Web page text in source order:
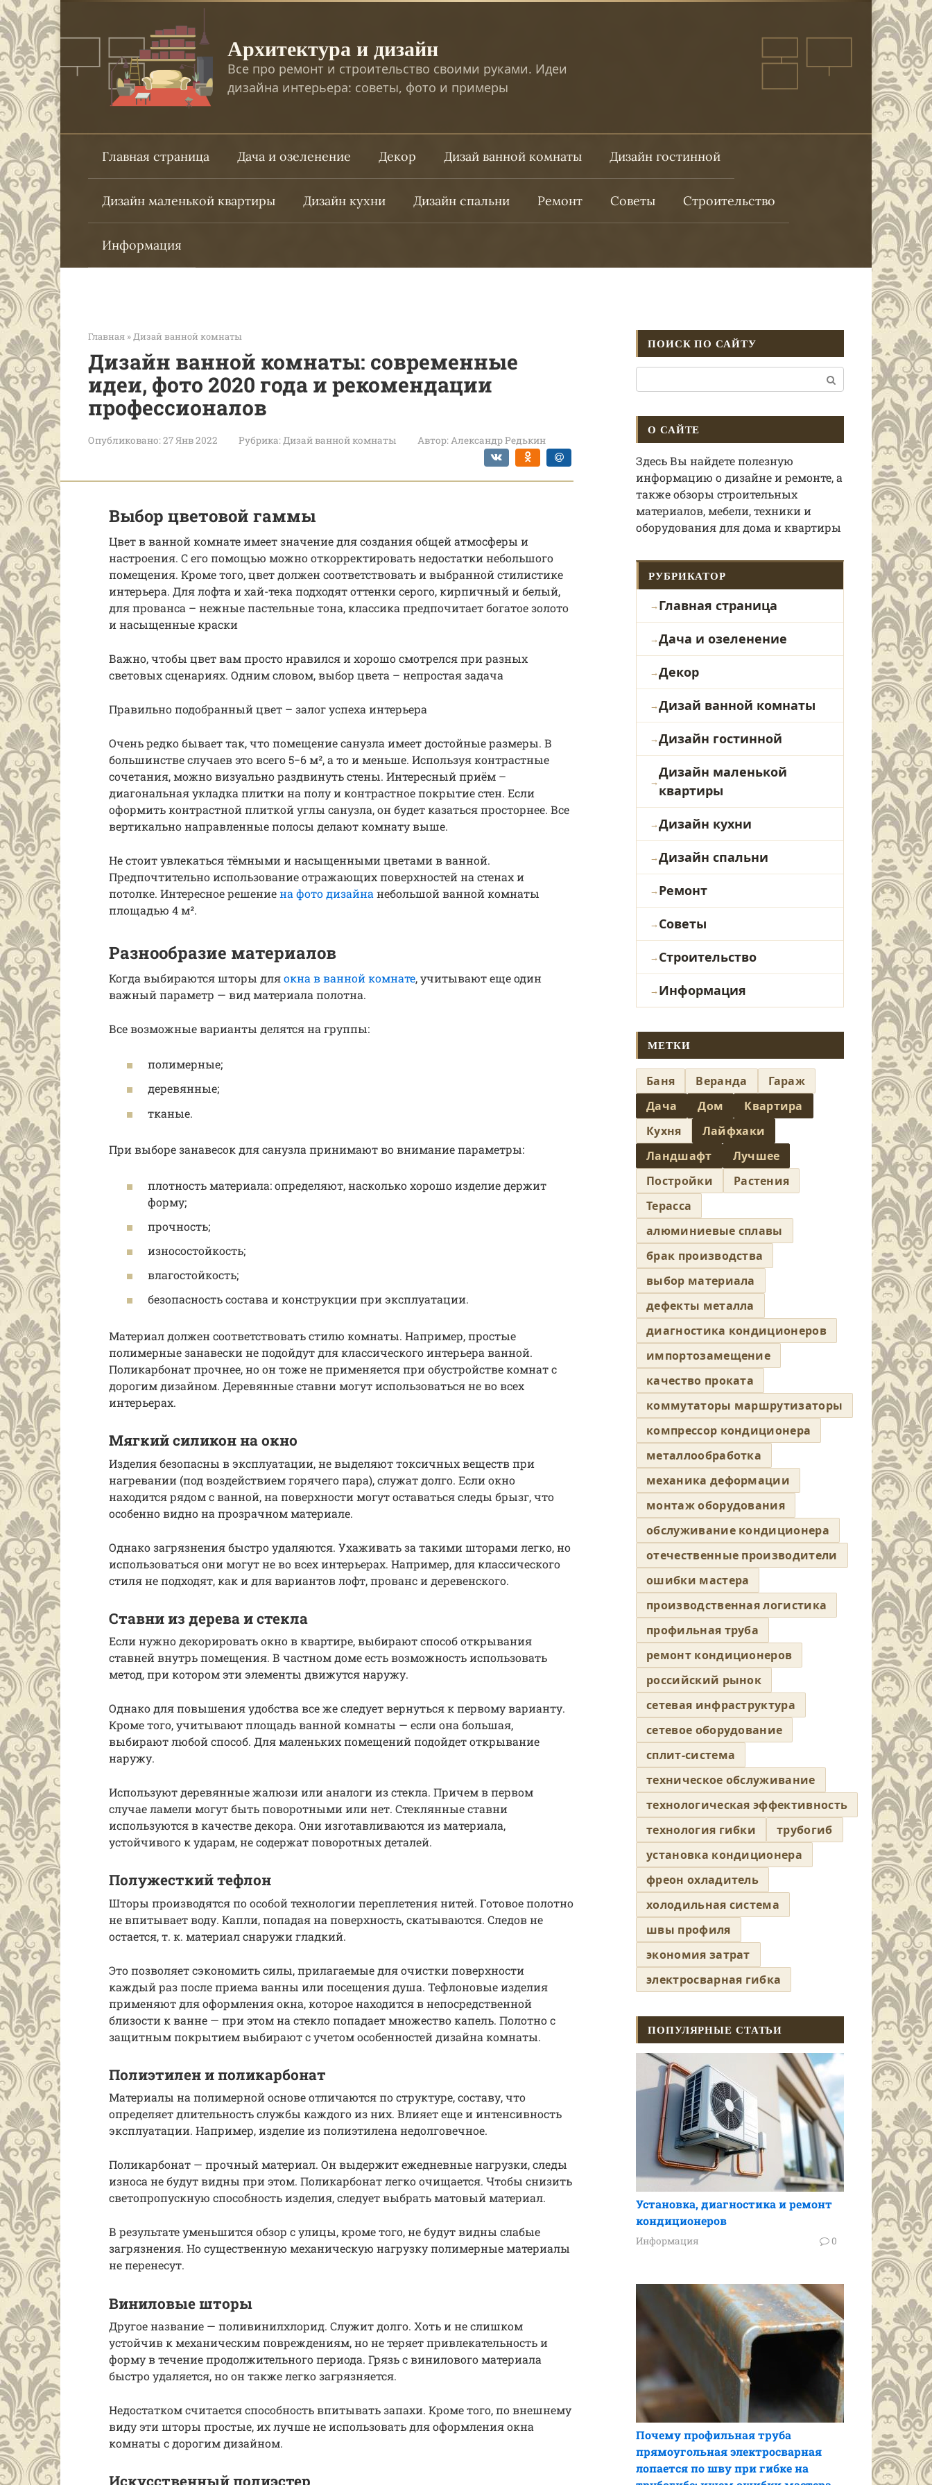
Перейти
к
контенту
Архитектура и дизайн
Все про ремонт и строительство своими руками. Идеи
дизайна интерьера: советы, фото и примеры
Главная страница Дача и озеленение Декор Дизай ванной комнаты Дизайн гостинной
Дизайн маленькой квартиры Дизайн кухни Дизайн спальни Ремонт Советы Строительство
Информация
Главная » Дизай ванной комнаты
Дизайн ванной комнаты: современные
идеи, фото 2020 года и рекомендации
профессионалов
Опубликовано:27 Янв 2022 Рубрика:Дизай ванной комнаты Автор:Александр Редькин
Выбор цветовой гаммы
Цвет в ванной комнате имеет значение для создания общей атмосферы и
настроения. С его помощью можно откорректировать недостатки небольшого
помещения. Кроме того, цвет должен соответствовать и выбранной стилистике
интерьера. Для лофта и хай-тека подходят оттенки серого, кирпичный и белый,
для прованса – нежные пастельные тона, классика предпочитает богатое золото
и насыщенные краски
Важно, чтобы цвет вам просто нравился и хорошо смотрелся при разных
световых сценариях. Одним словом, выбор цвета – непростая задача
Правильно подобранный цвет – залог успеха интерьера
Очень редко бывает так, что помещение санузла имеет достойные размеры. В
большинстве случаев это всего 5−6 м², а то и меньше. Используя контрастные
сочетания, можно визуально раздвинуть стены. Интересный приём –
диагональная укладка плитки на полу и контрастное покрытие стен. Если
оформить контрастной плиткой углы санузла, он будет казаться просторнее. Все
вертикально направленные полосы делают комнату выше.
Не стоит увлекаться тёмными и насыщенными цветами в ванной.
Предпочтительно использование отражающих поверхностей на стенах и
потолке. Интересное решениена фото дизайна небольшой ванной комнаты
площадью 4 м².
Разнообразие материалов
Когда выбираются шторы дляокна в ванной комнате, учитывают еще один
важный параметр — вид материала полотна.
Все возможные варианты делятся на группы:
полимерные;
деревянные;
тканые.
При выборе занавесок для санузла принимают во внимание параметры:
плотность материала: определяют, насколько хорошо изделие держит
форму;
прочность;
износостойкость;
влагостойкость;
безопасность состава и конструкции при эксплуатации.
Материал должен соответствовать стилю комнаты. Например, простые
полимерные занавески не подойдут для классического интерьера ванной.
Поликарбонат прочнее, но он тоже не применяется при обустройстве комнат с
дорогим дизайном. Деревянные ставни могут использоваться не во всех
интерьерах.
Мягкий силикон на окно
Изделия безопасны в эксплуатации, не выделяют токсичных веществ при
нагревании (под воздействием горячего пара), служат долго. Если окно
находится рядом с ванной, на поверхности могут оставаться следы брызг, что
особенно видно на прозрачном материале.
Однако загрязнения быстро удаляются. Ухаживать за такими шторами легко, но
использоваться они могут не во всех интерьерах. Например, для классического
стиля не подходят, как и для вариантов лофт, прованс и деревенского.
Ставни из дерева и стекла
Если нужно декорировать окно в квартире, выбирают способ открывания
ставней внутрь помещения. В частном доме есть возможность использовать
метод, при котором эти элементы движутся наружу.
Однако для повышения удобства все же следует вернуться к первому варианту.
Кроме того, учитывают площадь ванной комнаты — если она большая,
выбирают любой способ. Для маленьких помещений подойдет открывание
наружу.
Используют деревянные жалюзи или аналоги из стекла. Причем в первом
случае ламели могут быть поворотными или нет. Стеклянные ставни
используются в качестве декора. Они изготавливаются из материала,
устойчивого к ударам, не содержат поворотных деталей.
Полужесткий тефлон
Шторы производятся по особой технологии переплетения нитей. Готовое полотно
не впитывает воду. Капли, попадая на поверхность, скатываются. Следов не
остается, т. к. материал снаружи гладкий.
Это позволяет сэкономить силы, прилагаемые для очистки поверхности
каждый раз после приема ванны или посещения душа. Тефлоновые изделия
применяют для оформления окна, которое находится в непосредственной
близости к ванне — при этом на стекло попадает множество капель. Полотно с
защитным покрытием выбирают с учетом особенностей дизайна комнаты.
Полиэтилен и поликарбонат
Материалы на полимерной основе отличаются по структуре, составу, что
определяет длительность службы каждого из них. Влияет еще и интенсивность
эксплуатации. Например, изделие из полиэтилена недолговечное.
Поликарбонат — прочный материал. Он выдержит ежедневные нагрузки, следы
износа не будут видны при этом. Поликарбонат легко очищается. Чтобы снизить
светопропускную способность изделия, следует выбрать матовый материал.
В результате уменьшится обзор с улицы, кроме того, не будут видны слабые
загрязнения. Но существенную механическую нагрузку полимерные материалы
не перенесут.
Виниловые шторы
Другое название — поливинилхлорид. Служит долго. Хоть и не слишком
устойчив к механическим повреждениям, но не теряет привлекательность и
форму в течение продолжительного периода. Грязь с винилового материала
быстро удаляется, но он также легко загрязняется.
Недостатком считается способность впитывать запахи. Кроме того, по внешнему
виду эти шторы простые, их лучше не использовать для оформления окна
комнаты с дорогим дизайном.
Искусственный полиэстер
ПОИСК ПО САЙТУ
О САЙТЕ
Здесь Вы найдете полезную
информацию о дизайне и ремонте, а
также обзоры строительных
материалов, мебели, техники и
оборудования для дома и квартиры
РУБРИКАТОР
Главная страница
Дача и озеленение
Декор
Дизай ванной комнаты
Дизайн гостинной
Дизайн маленькой
квартиры
Дизайн кухни
Дизайн спальни
Ремонт
Советы
Строительство
Информация
МЕТКИ
Баня Веранда
Гараж
Дача
Дом
Квартира
Кухня
Лайфхаки
Ландшафт
Лучшее
Постройки
Растения
Терасса
алюминиевые сплавы
брак производства
выбор материала
дефекты металла
диагностика кондиционеров
импортозамещение
качество проката
коммутаторы маршрутизаторы
компрессор кондиционера
металлообработка
механика деформации
монтаж оборудования
обслуживание кондиционера
отечественные производители
ошибки мастера
производственная логистика
профильная труба
ремонт кондиционеров
российский рынок
сетевая инфраструктура
сетевое оборудование
сплит-система
техническое обслуживание
технологическая эффективность
технология гибки
трубогиб
установка кондиционера
фреон охладитель
холодильная система
швы профиля
экономия затрат
электросварная гибка
ПОПУЛЯРНЫЕ СТАТЬИ
Установка, диагностика и ремонт
кондиционеров
Информация 0
Почему профильная труба
прямоугольная электросварная
лопается по шву при гибке на